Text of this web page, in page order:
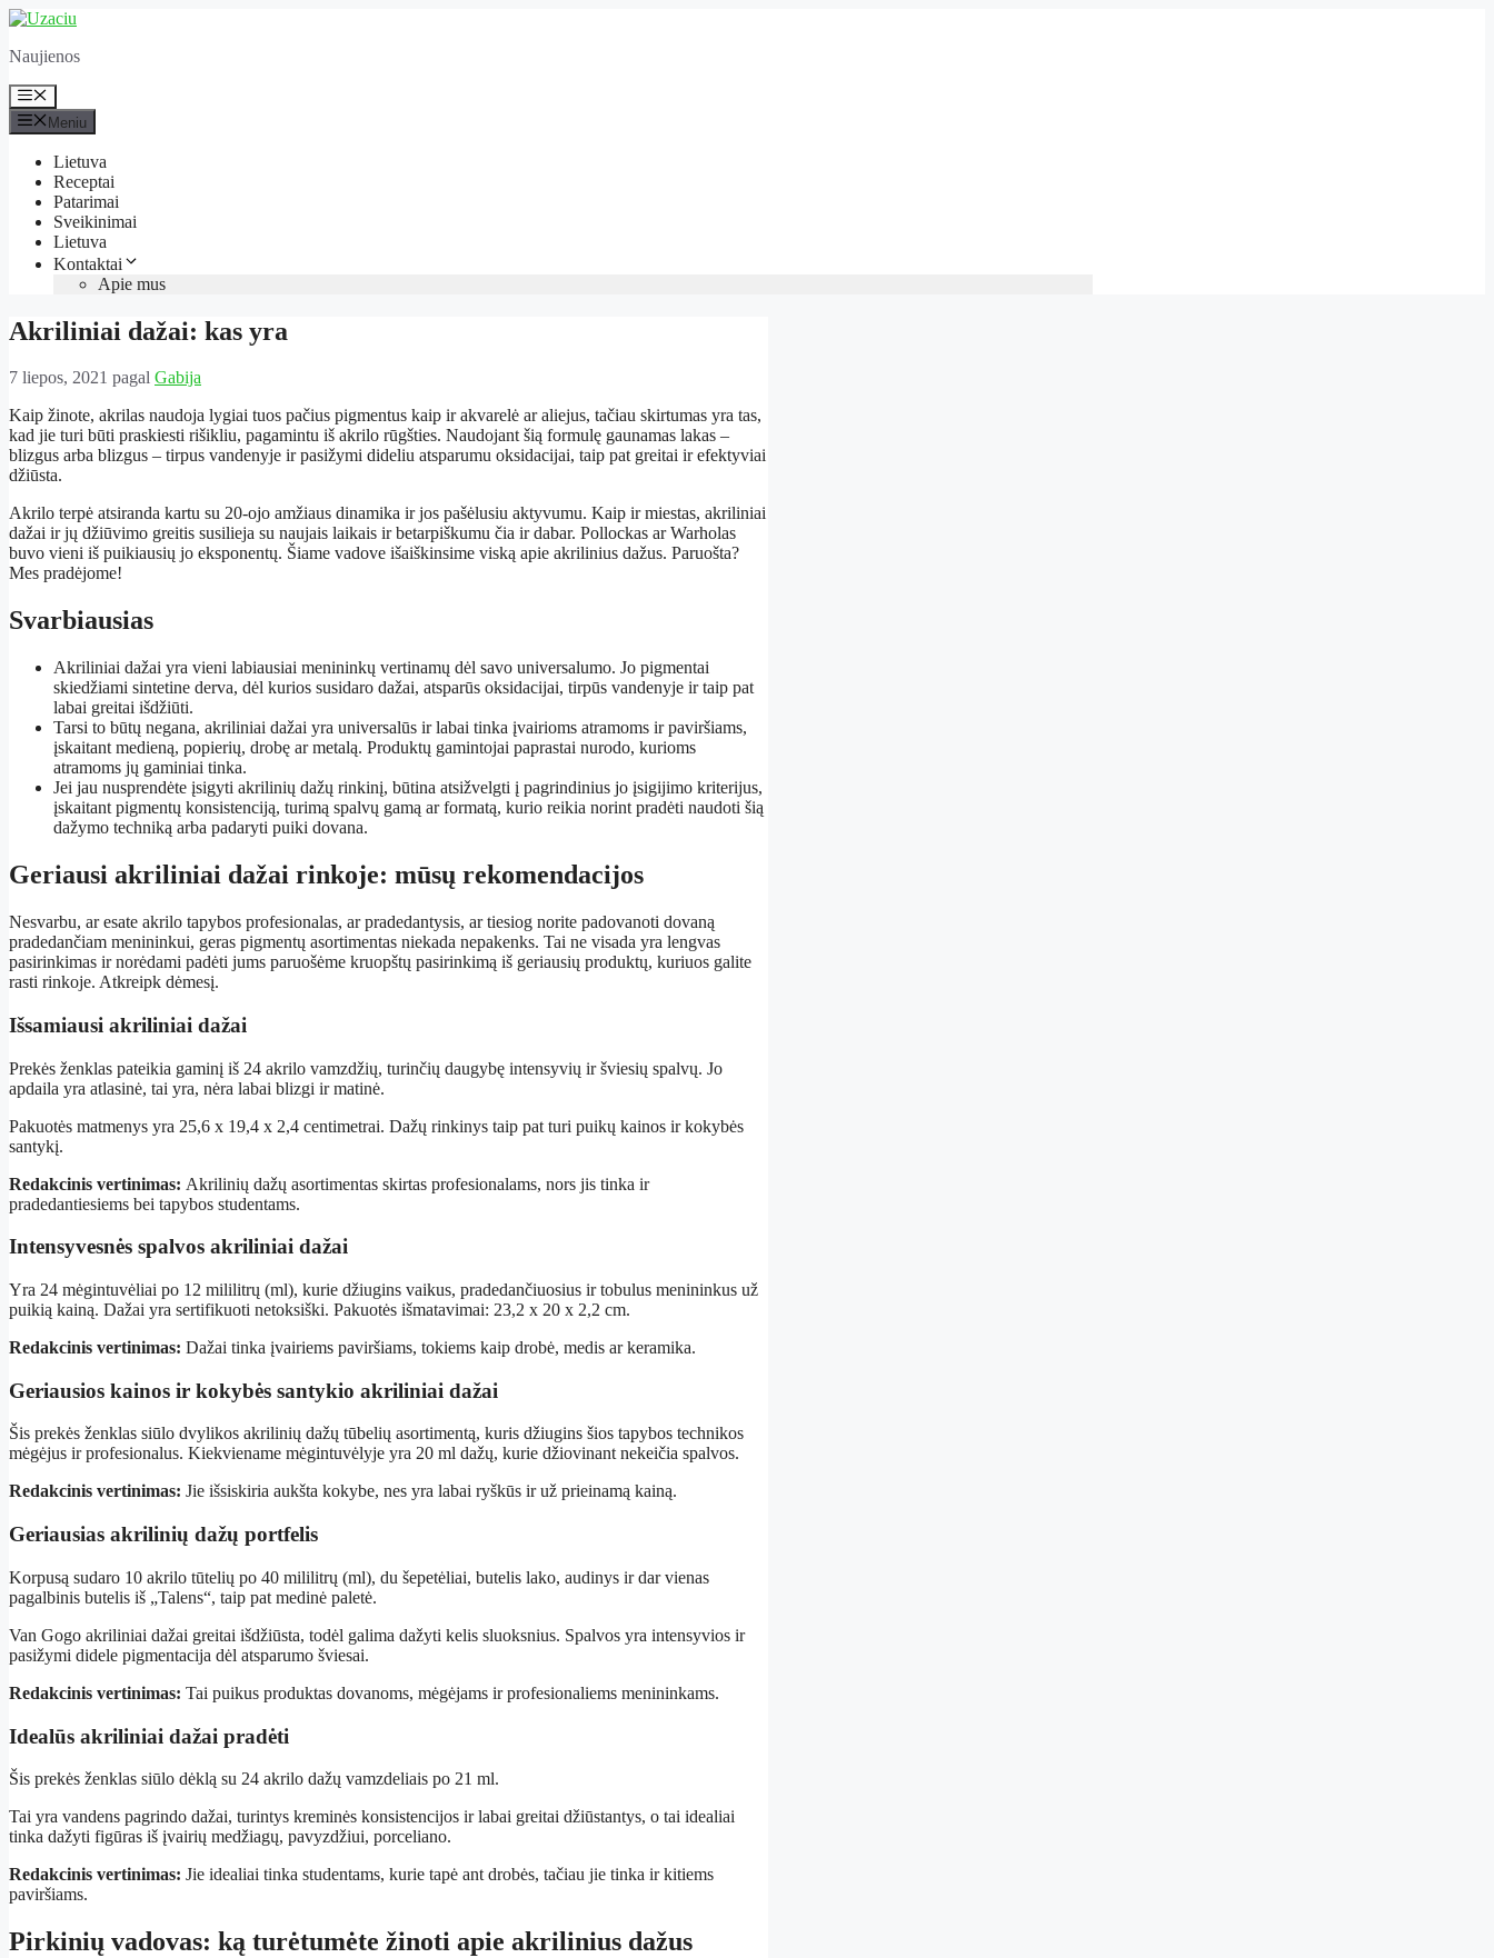
Pereiti
turinio
Naujienos
Meniu
Meniu
Lietuva
Receptai
Patarimai
Sveikinimai
Lietuva
Kontaktai
Apie mus
Akriliniai dažai: kas yra
7 liepos, 2021 pagal Gabija
Kaip žinote, akrilas naudoja lygiai tuos pačius pigmentus kaip ir akvarelė ar aliejus, tačiau skirtumas yra tas,
kad jie turi būti praskiesti rišikliu, pagamintu iš akrilo rūgšties. Naudojant šią formulę gaunamas lakas –
blizgus arba blizgus – tirpus vandenyje ir pasižymi dideliu atsparumu oksidacijai, taip pat greitai ir efektyviai
džiūsta.
Akrilo terpė atsiranda kartu su 20-ojo amžiaus dinamika ir jos pašėlusiu aktyvumu. Kaip ir miestas, akriliniai
dažai ir jų džiūvimo greitis susilieja su naujais laikais ir betarpiškumu čia ir dabar. Pollockas ar Warholas
buvo vieni iš puikiausių jo eksponentų. Šiame vadove išaiškinsime viską apie akrilinius dažus. Paruošta?
Mes pradėjome!
Svarbiausias
Akriliniai dažai yra vieni labiausiai menininkų vertinamų dėl savo universalumo. Jo pigmentai
skiedžiami sintetine derva, dėl kurios susidaro dažai, atsparūs oksidacijai, tirpūs vandenyje ir taip pat
labai greitai išdžiūti.
Tarsi to būtų negana, akriliniai dažai yra universalūs ir labai tinka įvairioms atramoms ir paviršiams,
įskaitant medieną, popierių, drobę ar metalą. Produktų gamintojai paprastai nurodo, kurioms
atramoms jų gaminiai tinka.
Jei jau nusprendėte įsigyti akrilinių dažų rinkinį, būtina atsižvelgti į pagrindinius jo įsigijimo kriterijus,
įskaitant pigmentų konsistenciją, turimą spalvų gamą ar formatą, kurio reikia norint pradėti naudoti šią
dažymo techniką arba padaryti puiki dovana.
Geriausi akriliniai dažai rinkoje: mūsų rekomendacijos
Nesvarbu, ar esate akrilo tapybos profesionalas, ar pradedantysis, ar tiesiog norite padovanoti dovaną
pradedančiam menininkui, geras pigmentų asortimentas niekada nepakenks. Tai ne visada yra lengvas
pasirinkimas ir norėdami padėti jums paruošėme kruopštų pasirinkimą iš geriausių produktų, kuriuos galite
rasti rinkoje. Atkreipk dėmesį.
Išsamiausi akriliniai dažai
Prekės ženklas pateikia gaminį iš 24 akrilo vamzdžių, turinčių daugybę intensyvių ir šviesių spalvų. Jo
apdaila yra atlasinė, tai yra, nėra labai blizgi ir matinė.
Pakuotės matmenys yra 25,6 x 19,4 x 2,4 centimetrai. Dažų rinkinys taip pat turi puikų kainos ir kokybės
santykį.
Redakcinis vertinimas: Akrilinių dažų asortimentas skirtas profesionalams, nors jis tinka ir
pradedantiesiems bei tapybos studentams.
Intensyvesnės spalvos akriliniai dažai
Yra 24 mėgintuvėliai po 12 mililitrų (ml), kurie džiugins vaikus, pradedančiuosius ir tobulus menininkus už
puikią kainą. Dažai yra sertifikuoti netoksiški. Pakuotės išmatavimai: 23,2 x 20 x 2,2 cm.
Redakcinis vertinimas: Dažai tinka įvairiems paviršiams, tokiems kaip drobė, medis ar keramika.
Geriausios kainos ir kokybės santykio akriliniai dažai
Šis prekės ženklas siūlo dvylikos akrilinių dažų tūbelių asortimentą, kuris džiugins šios tapybos technikos
mėgėjus ir profesionalus. Kiekviename mėgintuvėlyje yra 20 ml dažų, kurie džiovinant nekeičia spalvos.
Redakcinis vertinimas: Jie išsiskiria aukšta kokybe, nes yra labai ryškūs ir už prieinamą kainą.
Geriausias akrilinių dažų portfelis
Korpusą sudaro 10 akrilo tūtelių po 40 mililitrų (ml), du šepetėliai, butelis lako, audinys ir dar vienas
pagalbinis butelis iš „Talens“, taip pat medinė paletė.
Van Gogo akriliniai dažai greitai išdžiūsta, todėl galima dažyti kelis sluoksnius. Spalvos yra intensyvios ir
pasižymi didele pigmentacija dėl atsparumo šviesai.
Redakcinis vertinimas: Tai puikus produktas dovanoms, mėgėjams ir profesionaliems menininkams.
Idealūs akriliniai dažai pradėti
Šis prekės ženklas siūlo dėklą su 24 akrilo dažų vamzdeliais po 21 ml.
Tai yra vandens pagrindo dažai, turintys kreminės konsistencijos ir labai greitai džiūstantys, o tai idealiai
tinka dažyti figūras iš įvairių medžiagų, pavyzdžiui, porceliano.
Redakcinis vertinimas: Jie idealiai tinka studentams, kurie tapė ant drobės, tačiau jie tinka ir kitiems
paviršiams.
Pirkinių vadovas: ką turėtumėte žinoti apie akrilinius dažus